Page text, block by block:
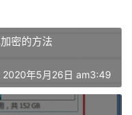
密的方法
2020年5月26日 am3:49